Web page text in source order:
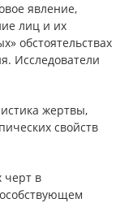
явление,
лиц и их
обстоятельствах
Исследователи
жертвы,
свойств
черт в